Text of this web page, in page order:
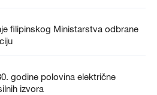
filipinskog Ministarstva odbrane
godine polovina električne
izvora